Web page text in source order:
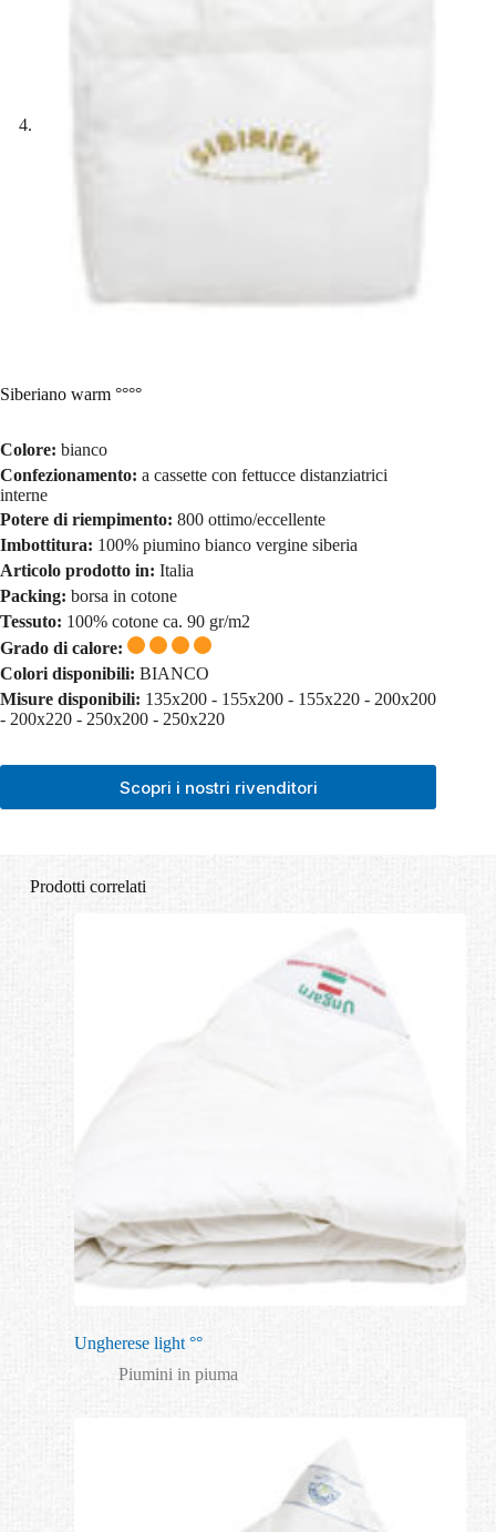
Siberiano warm °°°°
Colore: bianco
Confezionamento: a cassette con fettucce distanziatrici
interne
Potere di riempimento: 800 ottimo/eccellente
Imbottitura: 100% piumino bianco vergine siberia
Articolo prodotto in: Italia
Packing: borsa in cotone
Tessuto: 100% cotone ca. 90 gr/m2
Grado di calore:
Colori disponibili: BIANCO
Misure disponibili: 135x200 - 155x200 - 155x220 - 200x200
- 200x220 - 250x200 - 250x220
Scopri i nostri rivenditori
Prodotti correlati
Ungherese light °°
Piumini in piuma